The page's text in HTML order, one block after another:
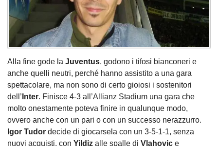
Alla fine gode la Juventus, godono i tifosi bianconeri e
anche quelli neutri, perché hanno assistito a una gara
spettacolare, ma non sono di certo gioiosi i sostenitori
dell’ Inter. Finisce 4-3 all’Allianz Stadium una gara che
molto onestamente poteva finire in qualunque modo,
ovvero anche con un pari o con un successo nerazzurro.
Igor Tudor decide di giocarsela con un 3-5-1-1, senza
nuovi acquisti, con Yildiz alle spalle di Vlahovic e